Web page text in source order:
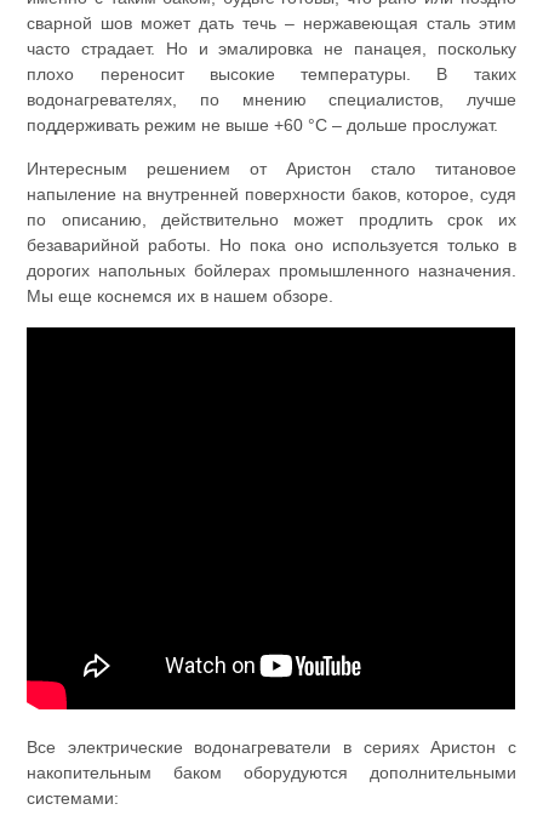
сварной шов может дать течь – нержавеющая сталь этим
часто страдает. Но и эмалировка не панацея, поскольку
плохо переносит высокие температуры. В таких
водонагревателях, по мнению специалистов, лучше
поддерживать режим не выше +60 °С – дольше прослужат.
Интересным решением от Аристон стало титановое
напыление на внутренней поверхности баков, которое, судя
по описанию, действительно может продлить срок их
безаварийной работы. Но пока оно используется только в
дорогих напольных бойлерах промышленного назначения.
Мы еще коснемся их в нашем обзоре.
Все электрические водонагреватели в сериях Аристон с
накопительным баком оборудуются дополнительными
системами: